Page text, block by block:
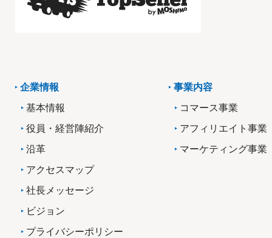
企業情報
基本情報
役員・経営陣紹介
沿革
アクセスマップ
社長メッセージ
ビジョン
プライバシーポリシー
事業内容
コマース事業
アフィリエイト事業
マーケティング事業